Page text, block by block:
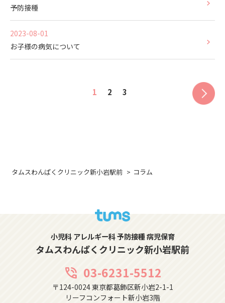
予防接種
2023-08-01
お子様の病気について
1 2 3
タムスわんぱくクリニック新小岩駅前 コラム
小児科 アレルギー科 予防接種 病児保育
タムスわんぱくクリニック新小岩駅前
phone_in_talk 03-6231-5512
〒124-0024 東京都葛飾区新小岩2-1-1
リーフコンフォート新小岩3階